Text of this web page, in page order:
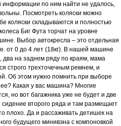
по ним найти не удалось,
Посмотреть коляски можно
коляски складываются и полностью
Биг Фута торчат на уровне
Выбор автокресла – это отдельная
от 0 до 4 лет (18кг). В нашей машине
два на заднем ряду по краям, мама
строго трехточечным ремнем, и
Об этом нужно помнить при выборе
Какая у вас машина? Многие
но вот багажника уже не будет и две
сидение второго ряда и там размещает
плохо. Да и рассаживать детишек на
будущего минивэна с компоновкой